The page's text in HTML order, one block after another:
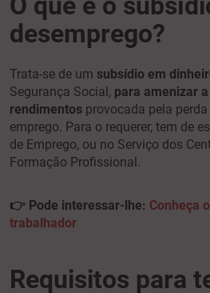
desemprego?
Trata-se de um subsídio em
Segurança Social, para amenizar
rendimentos provocada pela
emprego. Para o requerer, tem de
de Emprego, ou no Serviço dos
Formação Profissional.
👉 Pode interessar-lhe: Conheça
trabalhador
Requisitos para